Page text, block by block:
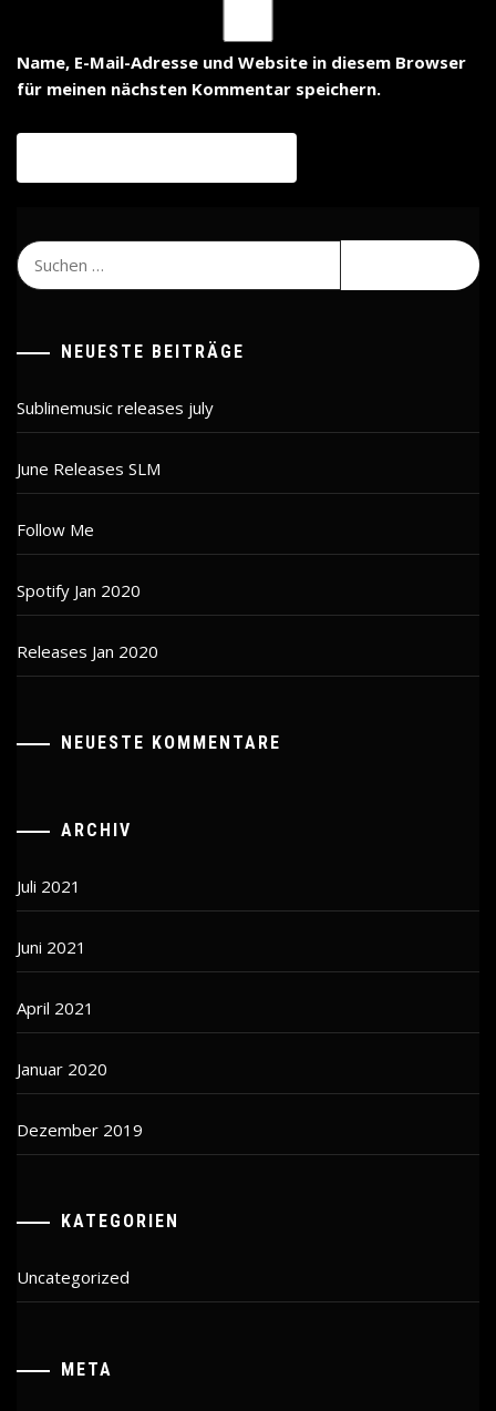
Name, E-Mail-Adresse und Website in diesem Browser
für meinen nächsten Kommentar speichern.
Suchen
nach:
NEUESTE BEITRÄGE
Sublinemusic releases july
June Releases SLM
Follow Me
Spotify Jan 2020
Releases Jan 2020
NEUESTE KOMMENTARE
ARCHIV
Juli 2021
Juni 2021
April 2021
Januar 2020
Dezember 2019
KATEGORIEN
Uncategorized
META